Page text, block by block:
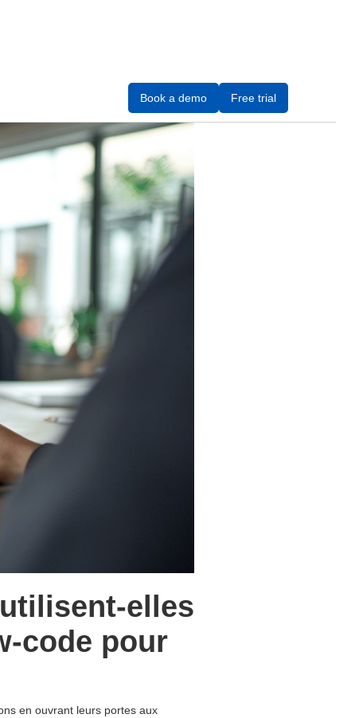
Book a demo Free trial
elles
code pour
en ouvrant leurs portes aux